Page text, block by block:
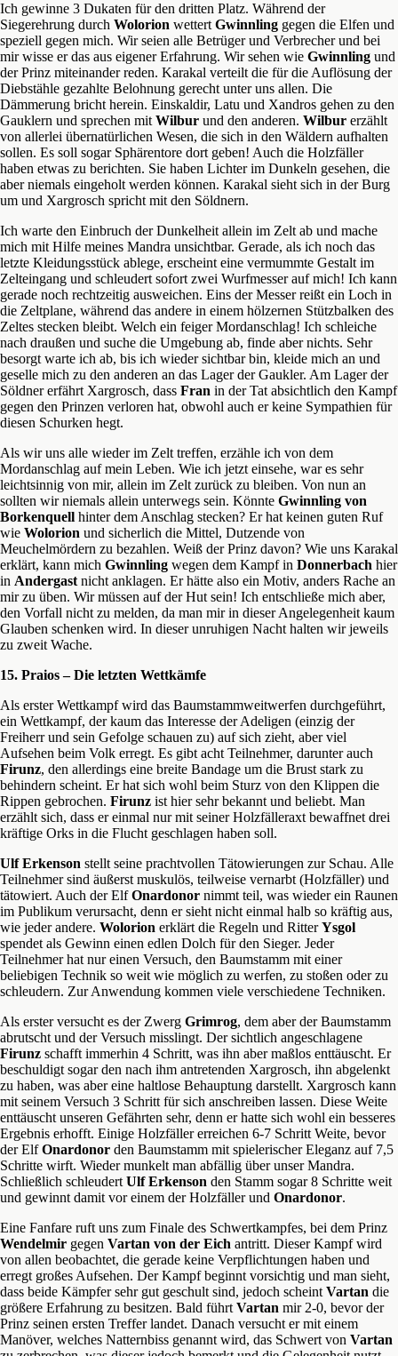
Ich gewinne 3 Dukaten für den dritten Platz. Während der
Siegerehrung durch Wolorion wettert Gwinnling gegen die Elfen und
speziell gegen mich. Wir seien alle Betrüger und Verbrecher und bei
mir wisse er das aus eigener Erfahrung. Wir sehen wie Gwinnling und
der Prinz miteinander reden. Karakal verteilt die für die Auflösung der
Diebstähle gezahlte Belohnung gerecht unter uns allen. Die
Dämmerung bricht herein. Einskaldir, Latu und Xandros gehen zu den
Gauklern und sprechen mit Wilbur und den anderen. Wilbur erzählt
von allerlei übernatürlichen Wesen, die sich in den Wäldern aufhalten
sollen. Es soll sogar Sphärentore dort geben! Auch die Holzfäller
haben etwas zu berichten. Sie haben Lichter im Dunkeln gesehen, die
aber niemals eingeholt werden können. Karakal sieht sich in der Burg
um und Xargrosch spricht mit den Söldnern.
Ich warte den Einbruch der Dunkelheit allein im Zelt ab und mache
mich mit Hilfe meines Mandra unsichtbar. Gerade, als ich noch das
letzte Kleidungsstück ablege, erscheint eine vermummte Gestalt im
Zelteingang und schleudert sofort zwei Wurfmesser auf mich! Ich kann
gerade noch rechtzeitig ausweichen. Eins der Messer reißt ein Loch in
die Zeltplane, während das andere in einem hölzernen Stützbalken des
Zeltes stecken bleibt. Welch ein feiger Mordanschlag! Ich schleiche
nach draußen und suche die Umgebung ab, finde aber nichts. Sehr
besorgt warte ich ab, bis ich wieder sichtbar bin, kleide mich an und
geselle mich zu den anderen an das Lager der Gaukler. Am Lager der
Söldner erfährt Xargrosch, dass Fran in der Tat absichtlich den Kampf
gegen den Prinzen verloren hat, obwohl auch er keine Sympathien für
diesen Schurken hegt.
Als wir uns alle wieder im Zelt treffen, erzähle ich von dem
Mordanschlag auf mein Leben. Wie ich jetzt einsehe, war es sehr
leichtsinnig von mir, allein im Zelt zurück zu bleiben. Von nun an
sollten wir niemals allein unterwegs sein. Könnte Gwinnling von
Borkenquell hinter dem Anschlag stecken? Er hat keinen guten Ruf
wie Wolorion und sicherlich die Mittel, Dutzende von
Meuchelmördern zu bezahlen. Weiß der Prinz davon? Wie uns Karakal
erklärt, kann mich Gwinnling wegen dem Kampf in Donnerbach hier
in Andergast nicht anklagen. Er hätte also ein Motiv, anders Rache an
mir zu üben. Wir müssen auf der Hut sein! Ich entschließe mich aber,
den Vorfall nicht zu melden, da man mir in dieser Angelegenheit kaum
Glauben schenken wird. In dieser unruhigen Nacht halten wir jeweils
zu zweit Wache.
15. Praios – Die letzten Wettkämfe
Als erster Wettkampf wird das Baumstammweitwerfen durchgeführt,
ein Wettkampf, der kaum das Interesse der Adeligen (einzig der
Freiherr und sein Gefolge schauen zu) auf sich zieht, aber viel
Aufsehen beim Volk erregt. Es gibt acht Teilnehmer, darunter auch
Firunz, den allerdings eine breite Bandage um die Brust stark zu
behindern scheint. Er hat sich wohl beim Sturz von den Klippen die
Rippen gebrochen. Firunz ist hier sehr bekannt und beliebt. Man
erzählt sich, dass er einmal nur mit seiner Holzfälleraxt bewaffnet drei
kräftige Orks in die Flucht geschlagen haben soll.
Ulf Erkenson stellt seine prachtvollen Tätowierungen zur Schau. Alle
Teilnehmer sind äußerst muskulös, teilweise vernarbt (Holzfäller) und
tätowiert. Auch der ElfOnardonor nimmt teil, was wieder ein Raunen
im Publikum verursacht, denn er sieht nicht einmal halb so kräftig aus,
wie jeder andere. Wolorion erklärt die Regeln und RitterYsgol
spendet als Gewinn einen edlen Dolch für den Sieger. Jeder
Teilnehmer hat nur einen Versuch, den Baumstamm mit einer
beliebigen Technik so weit wie möglich zu werfen, zu stoßen oder zu
schleudern. Zur Anwendung kommen viele verschiedene Techniken.
Als erster versucht es der Zwerg Grimrog, dem aber der Baumstamm
abrutscht und der Versuch misslingt. Der sichtlich angeschlagene
Firunz schafft immerhin 4 Schritt, was ihn aber maßlos enttäuscht. Er
beschuldigt sogar den nach ihm antretenden Xargrosch, ihn abgelenkt
zu haben, was aber eine haltlose Behauptung darstellt. Xargrosch kann
mit seinem Versuch 3 Schritt für sich anschreiben lassen. Diese Weite
enttäuscht unseren Gefährten sehr, denn er hatte sich wohl ein besseres
Ergebnis erhofft. Einige Holzfäller erreichen 6-7 Schritt Weite, bevor
der ElfOnardonor den Baumstamm mit spielerischer Eleganz auf 7,5
Schritte wirft. Wieder munkelt man abfällig über unser Mandra.
Schließlich schleudert Ulf Erkenson den Stamm sogar 8 Schritte weit
und gewinnt damit vor einem der Holzfäller und Onardonor.
Eine Fanfare ruft uns zum Finale des Schwertkampfes, bei dem Prinz
Wendelmir gegen Vartan von der Eich antritt. Dieser Kampf wird
von allen beobachtet, die gerade keine Verpflichtungen haben und
erregt großes Aufsehen. Der Kampf beginnt vorsichtig und man sieht,
dass beide Kämpfer sehr gut geschult sind, jedoch scheint Vartan die
größere Erfahrung zu besitzen. Bald führt Vartan mir 2-0, bevor der
Prinz seinen ersten Treffer landet. Danach versucht er mit einem
Manöver, welches Natternbiss genannt wird, das Schwert von Vartan